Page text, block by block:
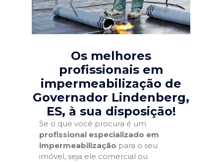
Os melhores
profissionais em
impermeabilização de
Governador Lindenberg,
ES, à sua disposição!
Se o que você procura é um
profissional especializado em
impermeabilização para o seu
imóvel, seja ele comercial ou